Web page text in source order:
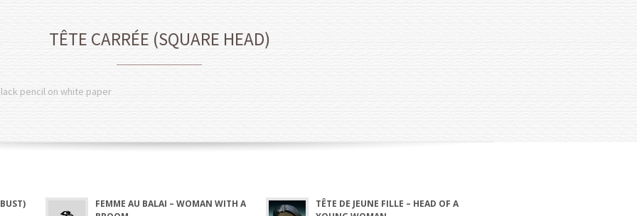
TÊTE CARRÉE (SQUARE HEAD)
pencil on white paper
FEMME AU BALAI – WOMAN WITH A
TÊTE DE JEUNE FILLE – HEAD OF A